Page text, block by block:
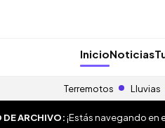
InicioNoticias
Terremotos Lluvias
ARCHIVO:¡Estás navegando en